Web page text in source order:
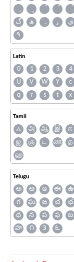
گ
ھ ہ ۄ ی
۹
Latin
0 1 2 3 4
U
V W Y c
q
r s t x
Tamil
ஃ அ ஆ இ ஈ
ஜ
ஞ ட ண த
ஹ
Telugu
అ ఆ ఇ ఈ ఉ
గ
ఘ ఙ చ ఛ
ధ
న ప ఫ బ
హ
౧ ౩ ౬